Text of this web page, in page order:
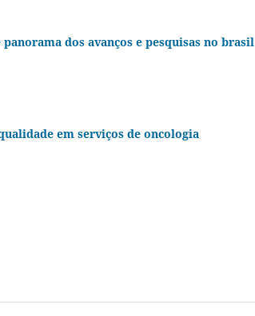
dos avanços e pesquisas no brasil
em serviços de oncologia